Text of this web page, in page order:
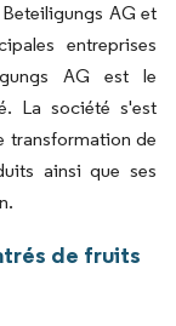
AG et
entreprises
AG est le
La société s'est
transformation de
ainsi que ses
de fruits